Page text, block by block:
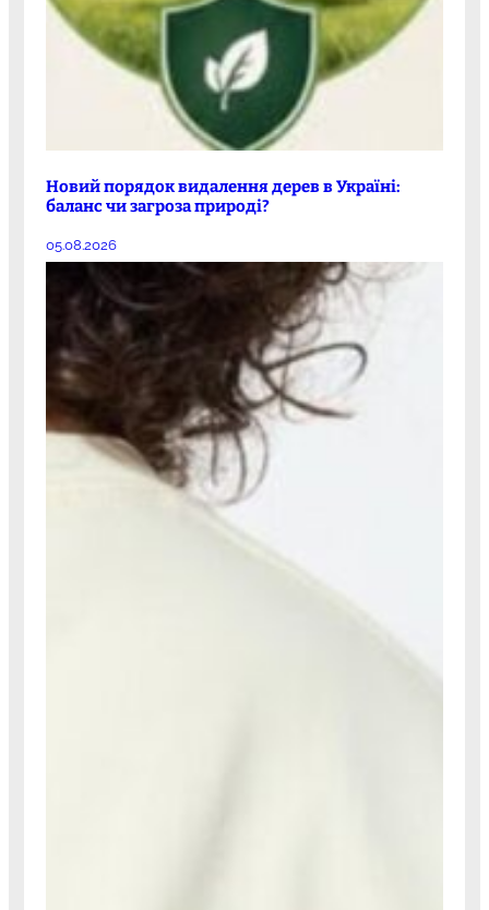
Новий порядок видалення дерев в Україні:
баланс чи загроза природі?
05.08.2026